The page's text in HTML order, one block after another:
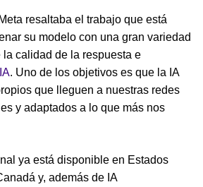
resaltaba el trabajo que está
su modelo con una gran variedad
calidad de la respuesta e
. Uno de los objetivos es que la IA
que lleguen a nuestras redes
y adaptados a lo que más nos
ya está disponible en Estados
y, además de IA